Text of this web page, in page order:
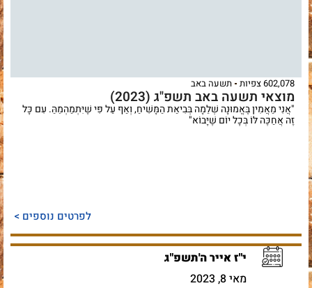
602,078 צפיות תשעה באב
מוצאי תשעה באב תשפ"ג (2023)
"אֲנִי מַאֲמִין בֶּאֱמוּנָה שְׁלֵמָה בְּבִיאַת הַמָּשִׁיחַ, וְאַף עַל פִּי שֶׁיִּתְמַהְמֵהַּ. עִם כָּל
זֶה אֲחַכֶּה לּוֹ בְּכָל יוֹם שֶׁיָּבוֹא"
לפרטים נוספים >
י"ז אייר ה'תשפ"ג
מאי 8, 2023